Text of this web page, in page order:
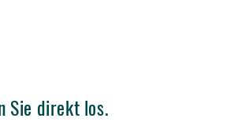
Sie direkt los.